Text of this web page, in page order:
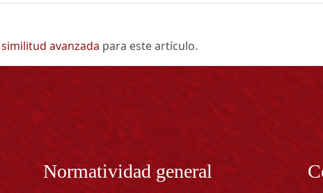
avanzada para este artículo.
Normatividad general